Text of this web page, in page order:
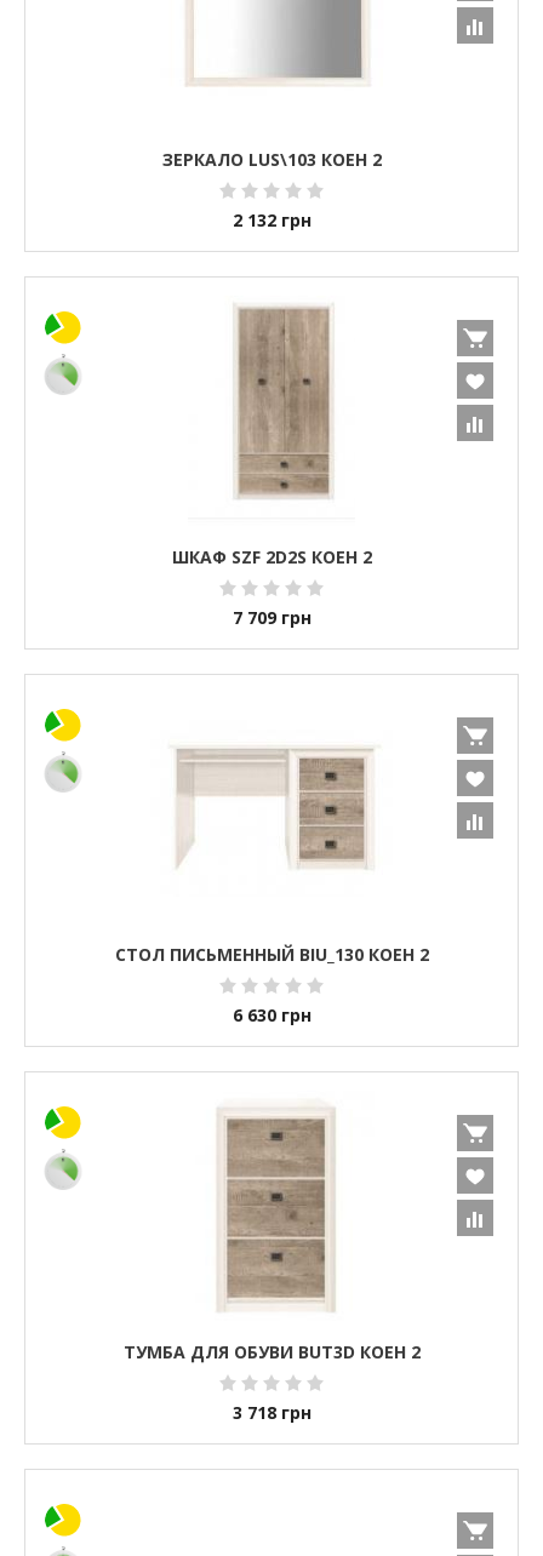
ЗЕРКАЛО LUS\103 КОЕН 2
2 132 грн
ШКАФ SZF 2D2S КОЕН 2
7 709 грн
СТОЛ ПИСЬМЕННЫЙ BIU_130 КОЕН 2
6 630 грн
ТУМБА ДЛЯ ОБУВИ BUT3D КОЕН 2
3 718 грн